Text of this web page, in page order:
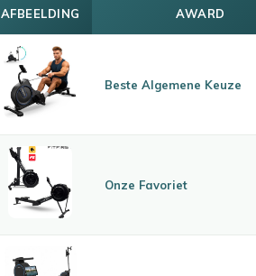
AFBEELDING AWARD
Beste Algemene Keuze
Onze Favoriet